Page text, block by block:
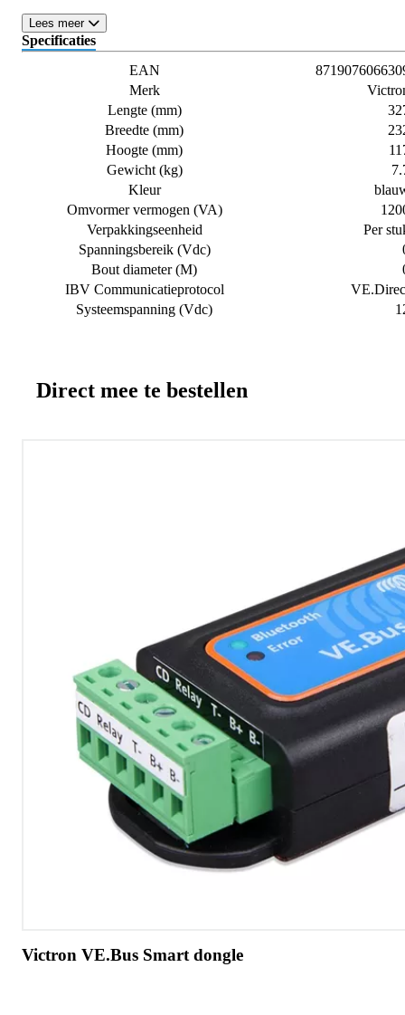
Lees meer
Specificaties
EAN
Merk
Lengte (mm)
Breedte (mm)
Hoogte (mm)
Gewicht (kg)
Kleur
Omvormer vermogen (VA)
Verpakkingseenheid
Per
Spanningsbereik (Vdc)
Bout diameter (M)
IBV Communicatieprotocol
Systeemspanning (Vdc)
Direct mee te bestellen
Victron VE.Bus Smart dongle